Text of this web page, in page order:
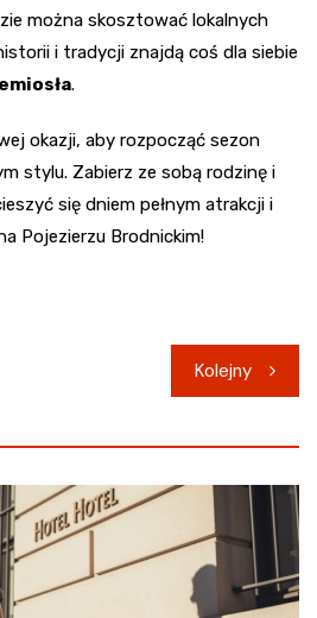
można skosztować lokalnych
i tradycji znajdą coś dla siebie
.
okazji, aby rozpocząć sezon
stylu. Zabierz ze sobą rodzinę i
się dniem pełnym atrakcji i
Pojezierzu Brodnickim!
Kolejny